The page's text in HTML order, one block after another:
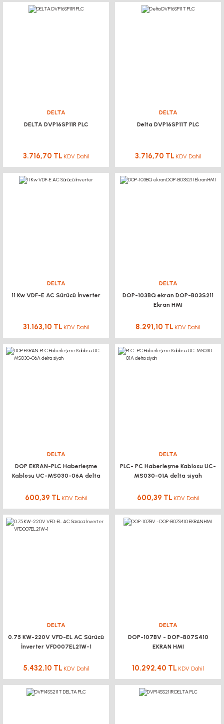
DELTA
DELTA DVP16SP11R PLC
3.716,70 TL KDV Dahil
DELTA
Delta DVP16SP11T PLC
3.716,70 TL KDV Dahil
DELTA
11 Kw VDF-E AC Sürücü İnverter
31.163,10 TL KDV Dahil
DELTA
DOP-103BQ ekran DOP-B03S211
Ekran HMI
8.291,10 TL KDV Dahil
DELTA
DOP EKRAN-PLC Haberleşme
Kablosu UC-MS030-06A delta
600,39 TL KDV Dahil
DELTA
PLC- PC Haberleşme Kablosu UC-
MS030-01A delta siyah
600,39 TL KDV Dahil
DELTA
0.75 KW-220V VFD-EL AC Sürücü
İnverter VFD007EL21W-1
5.432,10 TL KDV Dahil
DELTA
DOP-107BV - DOP-B07S410
EKRAN HMI
10.292,40 TL KDV Dahil